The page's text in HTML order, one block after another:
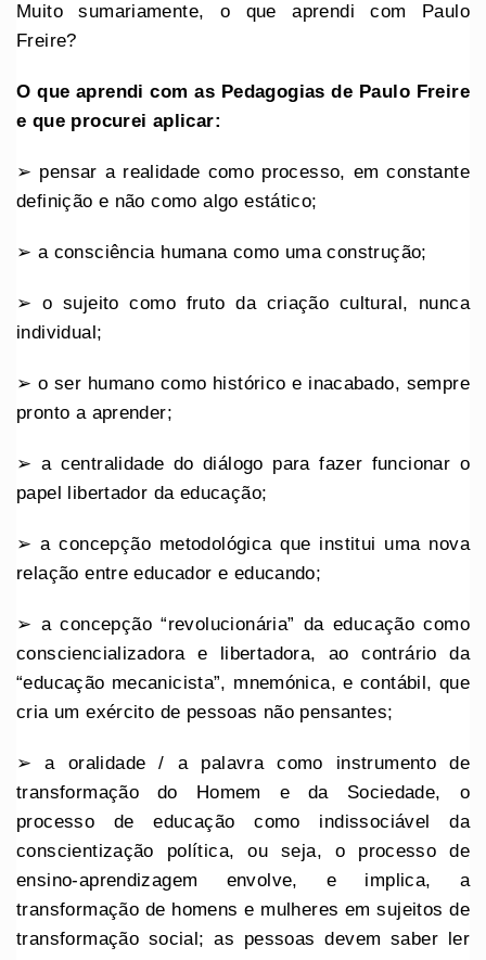
Muito sumariamente, o que aprendi com Paulo
Freire?
O que aprendi com as Pedagogias de Paulo Freire
e que procurei aplicar:
➢ pensar a realidade como processo, em constante
definição e não como algo estático;
➢ a consciência humana como uma construção;
➢ o sujeito como fruto da criação cultural, nunca
individual;
➢ o ser humano como histórico e inacabado, sempre
pronto a aprender;
➢ a centralidade do diálogo para fazer funcionar o
papel libertador da educação;
➢ a concepção metodológica que institui uma nova
relação entre educador e educando;
➢ a concepção “revolucionária” da educação como
consciencializadora e libertadora, ao contrário da
“educação mecanicista”, mnemónica, e contábil, que
cria um exército de pessoas não pensantes;
➢ a oralidade / a palavra como instrumento de
transformação do Homem e da Sociedade, o
processo de educação como indissociável da
conscientização política, ou seja, o processo de
ensino-aprendizagem envolve, e implica, a
transformação de homens e mulheres em sujeitos de
transformação social; as pessoas devem saber ler